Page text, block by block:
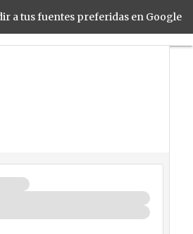
a tus fuentes preferidas en Google